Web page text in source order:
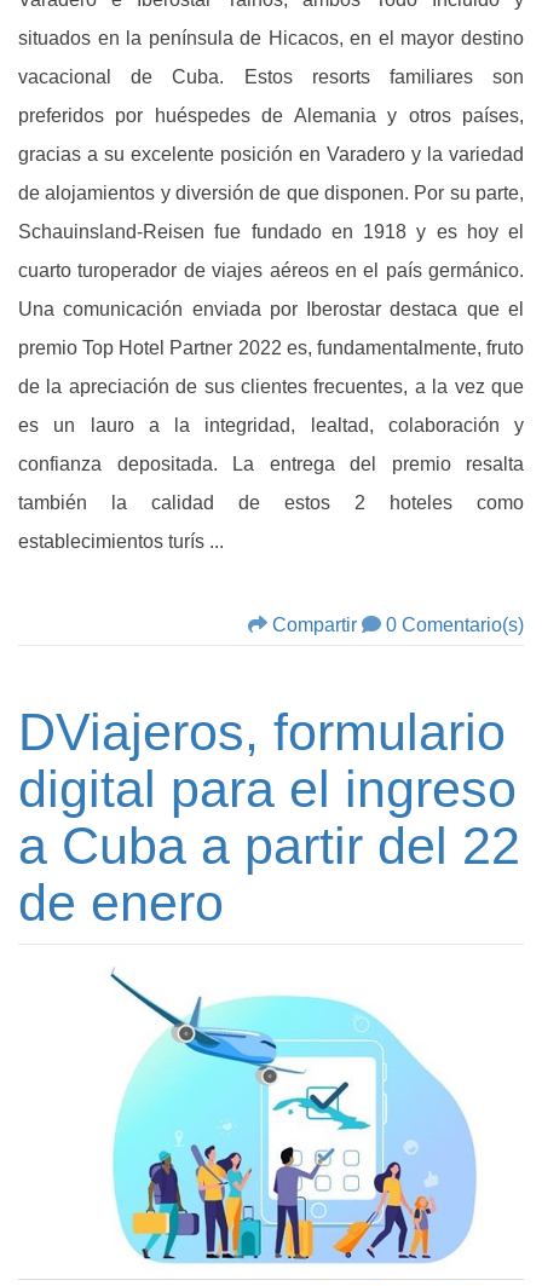
situados en la península de Hicacos, en el mayor destino
vacacional de Cuba. Estos resorts familiares son
preferidos por huéspedes de Alemania y otros países,
gracias a su excelente posición en Varadero y la variedad
de alojamientos y diversión de que disponen. Por su parte,
Schauinsland-Reisen fue fundado en 1918 y es hoy el
cuarto turoperador de viajes aéreos en el país germánico.
Una comunicación enviada por Iberostar destaca que el
premio Top Hotel Partner 2022 es, fundamentalmente, fruto
de la apreciación de sus clientes frecuentes, a la vez que
es un lauro a la integridad, lealtad, colaboración y
confianza depositada. La entrega del premio resalta
también la calidad de estos 2 hoteles como
establecimientos turís ...
Compartir 0 Comentario(s)
DViajeros, formulario
digital para el ingreso
a Cuba a partir del 22
de enero